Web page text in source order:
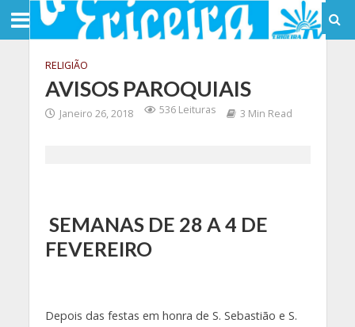
RELIGIÃO
AVISOS PAROQUIAIS
Janeiro 26, 2018 536 Leituras 3 Min Read
SEMANAS DE 28 A 4 DE
FEVEREIRO
Depois das festas em honra de S. Sebastião e S.